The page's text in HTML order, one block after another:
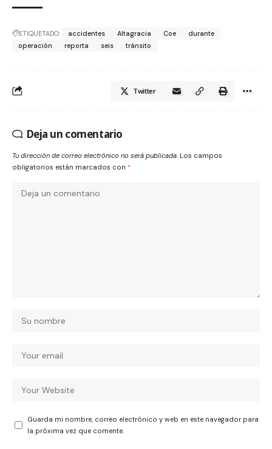
ETIQUETADO: accidentes Altagracia Coe
durante
operación
reporta seis tránsito
Twitter
Deja un comentario
Tu dirección de correo electrónico no será publicada. Los campos
obligatorios están marcados con *
Guarda mi nombre, correo electrónico y web en este navegador para
la próxima vez que comente.